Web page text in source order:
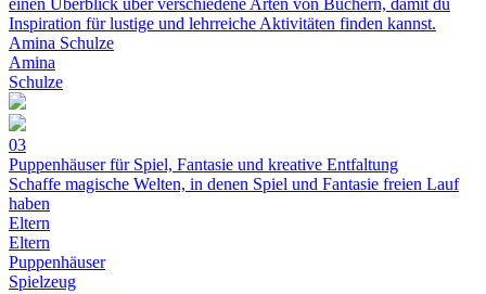
einen Überblick über verschiedene Arten von Büchern, damit du
Inspiration für lustige und lehrreiche Aktivitäten finden kannst.
Amina Schulze
Amina
Schulze
03
Puppenhäuser für Spiel, Fantasie und kreative Entfaltung
Schaffe magische Welten, in denen Spiel und Fantasie freien Lauf
haben
Eltern
Eltern
Puppenhäuser
Spielzeug